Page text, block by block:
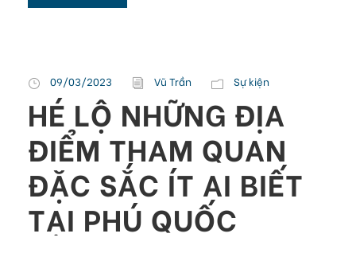
09/03/2023 Vũ Trần Sự kiện
HÉ LỘ NHỮNG ĐỊA
ĐIỂM THAM QUAN
ĐẶC SẮC ÍT AI BIẾT
TẠI PHÚ QUỐC